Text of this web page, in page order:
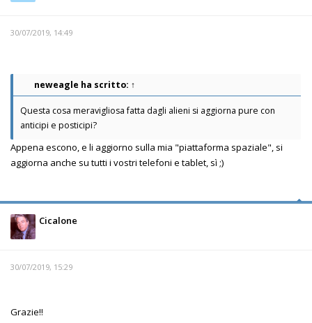
30/07/2019, 14:49
neweagle ha scritto: ↑
Questa cosa meravigliosa fatta dagli alieni si aggiorna pure con
anticipi e posticipi?
Appena escono, e li aggiorno sulla mia "piattaforma spaziale", si
aggiorna anche su tutti i vostri telefoni e tablet, sì ;)
Cicalone
30/07/2019, 15:29
Grazie!!